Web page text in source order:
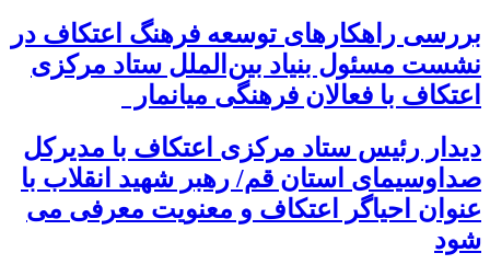
بررسی راهکارهای توسعه فرهنگ اعتکاف در
نشست مسئول بنیاد بین‌الملل ستاد مرکزی
اعتکاف با فعالان فرهنگی میانمار
دیدار رئیس ستاد مرکزی اعتکاف با مدیرکل
صداوسیمای استان قم/ رهبر شهید انقلاب با
عنوان احیاگر اعتکاف و معنویت معرفی می
شود